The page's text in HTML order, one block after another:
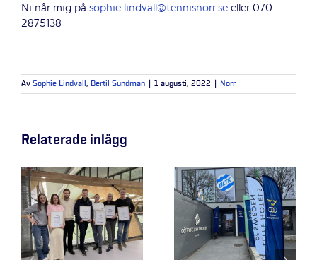
Ni når mig på sophie.lindvall@tennisnorr.seeller 070-
2875138
Av Sophie Lindvall , Bertil Sundman 1 augusti, 2022 Norr
Relaterade inlägg